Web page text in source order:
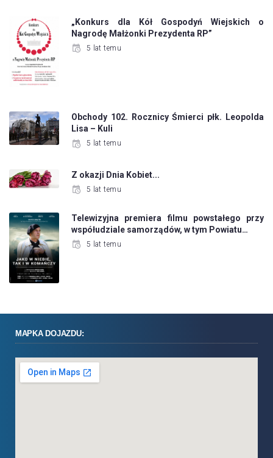
„Konkurs dla Kół Gospodyń Wiejskich o
Nagrodę Małżonki Prezydenta RP”
5 lat temu
Obchody 102. Rocznicy Śmierci płk. Leopolda
Lisa – Kuli
5 lat temu
Z okazji Dnia Kobiet...
5 lat temu
Telewizyjna premiera filmu powstałego przy
współudziale samorządów, w tym Powiatu…
5 lat temu
MAPKA DOJAZDU: